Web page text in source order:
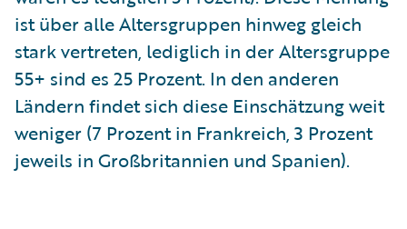
ist über alle Altersgruppen hinweg gleich
stark vertreten, lediglich in der Altersgruppe
55+ sind es 25 Prozent. In den anderen
Ländern findet sich diese Einschätzung weit
weniger (7 Prozent in Frankreich, 3 Prozent
jeweils in Großbritannien und Spanien).